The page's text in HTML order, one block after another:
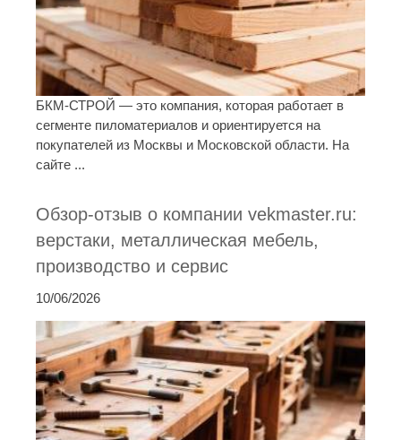
БКМ-СТРОЙ — это компания, которая работает в
сегменте пиломатериалов и ориентируется на
покупателей из Москвы и Московской области. На
сайте ...
Обзор-отзыв о компании vekmaster.ru:
верстаки, металлическая мебель,
производство и сервис
10/06/2026